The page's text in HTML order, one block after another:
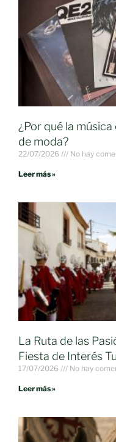
¿Por qué la
de moda?
22/07/2026 No hay
Leer más »
La Ruta de las
Fiesta de Interés
17/07/2026 No hay
Leer más »